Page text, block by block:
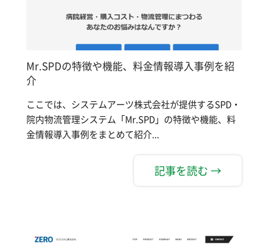
Mr.SPDの特徴や機能、料金情報導入事例を紹
介
ここでは、システムアーツ株式会社が提供するSPD・
院内物流管理システム「Mr.SPD」の特徴や機能、料
金情報導入事例をまとめて紹介...
記事を読む →